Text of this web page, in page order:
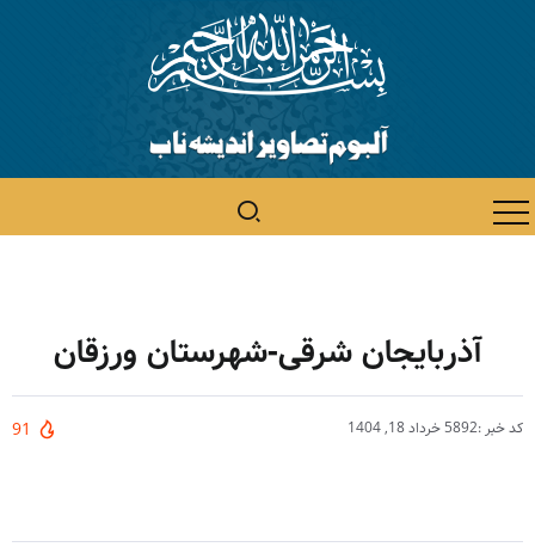
آذربایجان شرقی-شهرستان ورزقان
کد خبر :5892 خرداد 18, 1404 91